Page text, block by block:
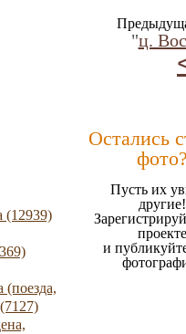
(12939)
(поезда,
"ц.
Остались
Пусть их
другие!
проекте
и